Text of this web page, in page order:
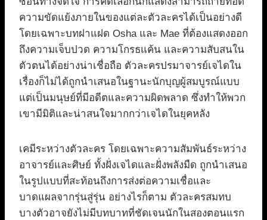
ความขัดแย้งภายในของแต่ละตัวละครได้เป็นอย่างดี
โดยเฉพาะบทฝาแฝด Osha และ Mae ที่ต้องแสดงออก
ถึงความเจ็บปวด ความโกรธแค้น และความสับสนใน
ตัวตนได้อย่างน่าเชื่อถือ ตัวละครปรมาจารย์เจไดใน
เรื่องก็ไม่ได้ถูกนำเสนอในฐานะนักบุญผู้สมบูรณ์แบบ
แต่เป็นมนุษย์ที่มีอดีตและความผิดพลาด ซึ่งทำให้พวก
เขามีมิติและน่าสนใจมากกว่าเจไดในยุคหลัง
เคมีระหว่างตัวละคร โดยเฉพาะความสัมพันธ์ระหว่าง
อาจารย์และศิษย์ ทั้งฝั่งเจไดและฝั่งพลังมืด ถูกนำเสนอ
ในรูปแบบที่สะท้อนถึงการส่งต่อความเชื่อและ
บาดแผลจากรุ่นสู่รุ่น อย่างไรก็ตาม ตัวละครสมทบ
บางตัวอาจยังไม่มีบทบาทที่ชัดเจนนักในสองตอนแรก